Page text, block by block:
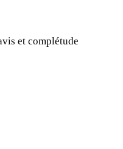
et complétude